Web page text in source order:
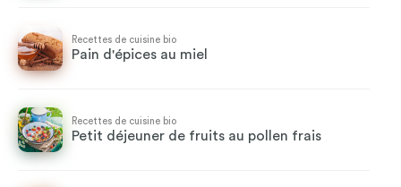
Recettes de cuisine bio
Pain d'épices au miel
Recettes de cuisine bio
Petit déjeuner de fruits au pollen frais